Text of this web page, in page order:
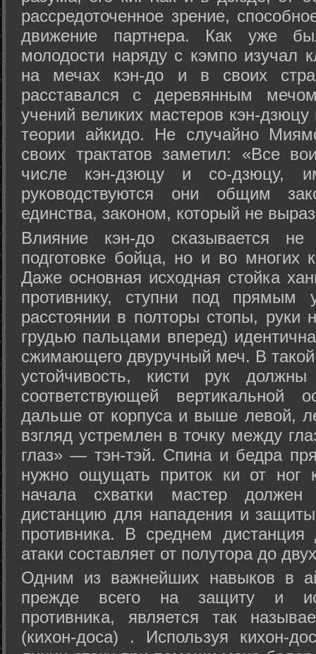
рассредоточенное зрение,
движение партнера. Как уже
молодости наряду с кэмпо изучал
на мечах кэн-до и в своих
расставался с деревянным
учений великих мастеров кэн-
теории айкидо. Не случайно
своих трактатов заметил: «Все
числе кэн-дзюцу и со-дзюцу,
руководствуются они общим
единства, законом, который не
Влияние кэн-до сказывается не
подготовке бойца, но и во многих
Даже основная исходная стойка
противнику, ступни под прямым
расстоянии в полторы стопы, руки
грудью пальцами вперед)
сжимающего двуручный меч. В
устойчивость, кисти рук
соответствующей
дальше от корпуса и выше левой,
взгляд устремлен в точку между
глаз» — тэн-тэй. Спина и бедра
нужно ощущать приток ки от
начала схватки мастер должен
дистанцию для нападения и
противника. В среднем
атаки составляет от полутора до
Одним из важнейших навыков в
прежде всего на защиту и
противника, является так
(кихон-доса) . Используя кихон-